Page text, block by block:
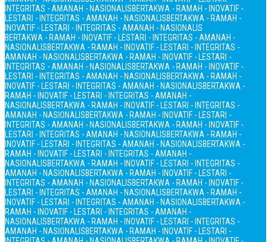
INTEGRITAS - AMANAH - NASIONALISBERTAKWA - RAMAH - INOVATIF -
LESTARI - INTEGRITAS - AMANAH - NASIONALISBERTAKWA - RAMAH -
INOVATIF - LESTARI - INTEGRITAS - AMANAH - NASIONALIS
BERTAKWA - RAMAH - INOVATIF - LESTARI - INTEGRITAS - AMANAH -
NASIONALISBERTAKWA - RAMAH - INOVATIF - LESTARI - INTEGRITAS -
AMANAH - NASIONALISBERTAKWA - RAMAH - INOVATIF - LESTARI -
INTEGRITAS - AMANAH - NASIONALISBERTAKWA - RAMAH - INOVATIF -
LESTARI - INTEGRITAS - AMANAH - NASIONALISBERTAKWA - RAMAH -
INOVATIF - LESTARI - INTEGRITAS - AMANAH - NASIONALISBERTAKWA -
RAMAH - INOVATIF - LESTARI - INTEGRITAS - AMANAH -
NASIONALISBERTAKWA - RAMAH - INOVATIF - LESTARI - INTEGRITAS -
AMANAH - NASIONALISBERTAKWA - RAMAH - INOVATIF - LESTARI -
INTEGRITAS - AMANAH - NASIONALISBERTAKWA - RAMAH - INOVATIF -
LESTARI - INTEGRITAS - AMANAH - NASIONALISBERTAKWA - RAMAH -
INOVATIF - LESTARI - INTEGRITAS - AMANAH - NASIONALISBERTAKWA -
RAMAH - INOVATIF - LESTARI - INTEGRITAS - AMANAH -
NASIONALISBERTAKWA - RAMAH - INOVATIF - LESTARI - INTEGRITAS -
AMANAH - NASIONALISBERTAKWA - RAMAH - INOVATIF - LESTARI -
INTEGRITAS - AMANAH - NASIONALISBERTAKWA - RAMAH - INOVATIF -
LESTARI - INTEGRITAS - AMANAH - NASIONALISBERTAKWA - RAMAH -
INOVATIF - LESTARI - INTEGRITAS - AMANAH - NASIONALISBERTAKWA -
RAMAH - INOVATIF - LESTARI - INTEGRITAS - AMANAH -
NASIONALISBERTAKWA - RAMAH - INOVATIF - LESTARI - INTEGRITAS -
AMANAH - NASIONALISBERTAKWA - RAMAH - INOVATIF - LESTARI -